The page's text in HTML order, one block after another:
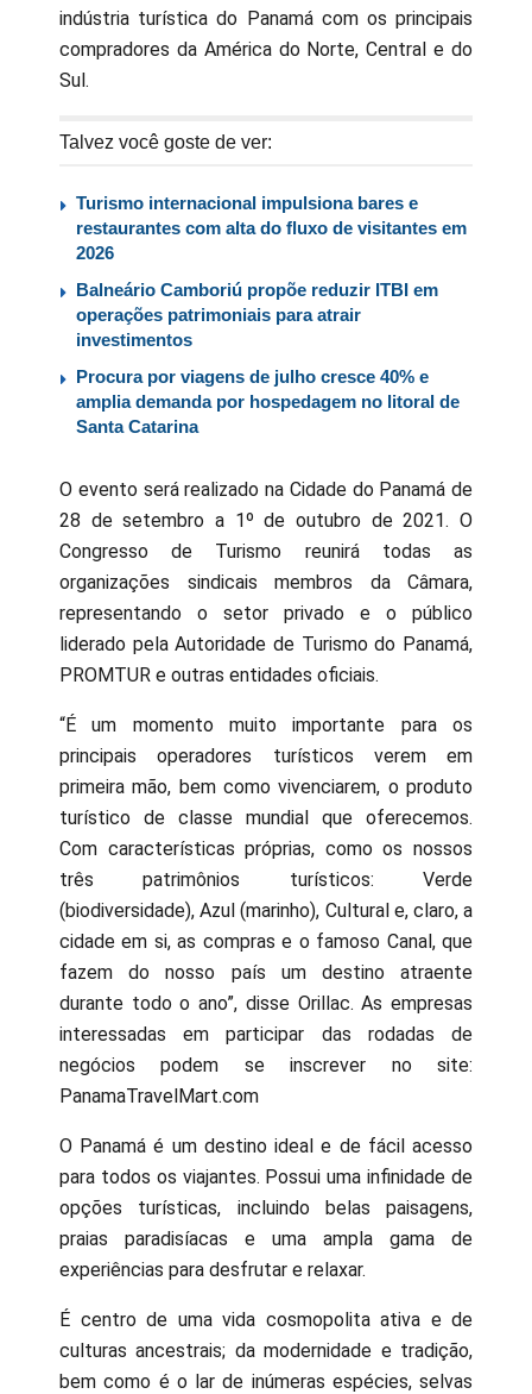
indústria turística do Panamá com os principais
compradores da América do Norte, Central e do
Sul.
Talvez você goste de ver:
Turismo internacional impulsiona bares e
restaurantes com alta do fluxo de visitantes em
2026
Balneário Camboriú propõe reduzir ITBI em
operações patrimoniais para atrair
investimentos
Procura por viagens de julho cresce 40% e
amplia demanda por hospedagem no litoral de
Santa Catarina
O evento será realizado na Cidade do Panamá de
28 de setembro a 1º de outubro de 2021. O
Congresso de Turismo reunirá todas as
organizações sindicais membros da Câmara,
representando o setor privado e o público
liderado pela Autoridade de Turismo do Panamá,
PROMTUR e outras entidades oficiais.
“É um momento muito importante para os
principais operadores turísticos verem em
primeira mão, bem como vivenciarem, o produto
turístico de classe mundial que oferecemos.
Com características próprias, como os nossos
três patrimônios turísticos: Verde
(biodiversidade), Azul (marinho), Cultural e, claro, a
cidade em si, as compras e o famoso Canal, que
fazem do nosso país um destino atraente
durante todo o ano”, disse Orillac. As empresas
interessadas em participar das rodadas de
negócios podem se inscrever no site:
PanamaTravelMart.com
O Panamá é um destino ideal e de fácil acesso
para todos os viajantes. Possui uma infinidade de
opções turísticas, incluindo belas paisagens,
praias paradisíacas e uma ampla gama de
experiências para desfrutar e relaxar.
É centro de uma vida cosmopolita ativa e de
culturas ancestrais; da modernidade e tradição,
bem como é o lar de inúmeras espécies, selvas